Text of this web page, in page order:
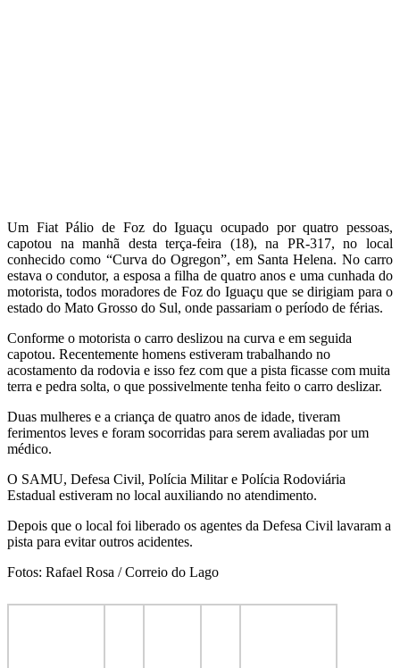
Um Fiat Pálio de Foz do Iguaçu ocupado por quatro pessoas,
capotou na manhã desta terça-feira (18), na PR-317, no local
conhecido como “Curva do Ogregon”, em Santa Helena. No carro
estava o condutor, a esposa a filha de quatro anos e uma cunhada do
motorista, todos moradores de Foz do Iguaçu que se dirigiam para o
estado do Mato Grosso do Sul, onde passariam o período de férias.
Conforme o motorista o carro deslizou na curva e em seguida
capotou. Recentemente homens estiveram trabalhando no
acostamento da rodovia e isso fez com que a pista ficasse com muita
terra e pedra solta, o que possivelmente tenha feito o carro deslizar.
Duas mulheres e a criança de quatro anos de idade, tiveram
ferimentos leves e foram socorridas para serem avaliadas por um
médico.
O SAMU, Defesa Civil, Polícia Militar e Polícia Rodoviária
Estadual estiveram no local auxiliando no atendimento.
Depois que o local foi liberado os agentes da Defesa Civil lavaram a
pista para evitar outros acidentes.
Fotos: Rafael Rosa / Correio do Lago